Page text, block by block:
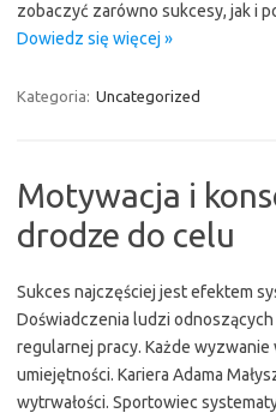
zobaczyć zarówno sukcesy, jak i
Dowiedz się więcej »
Kategoria: Uncategorized
Motywacja i
drodze do celu
Sukces najczęściej jest efektem
Doświadczenia ludzi
regularnej pracy. Każde
umiejętności. Kariera Adama
wytrwałości. Sportowiec